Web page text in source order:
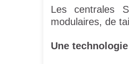
Les centrales
modulaires, de
Une